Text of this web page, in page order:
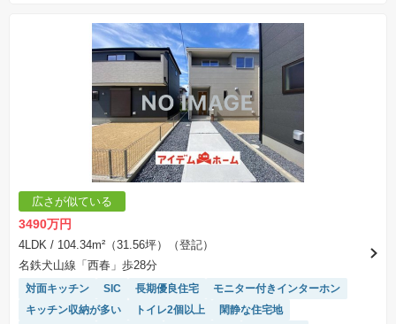
広さが似ている
3490万円
4LDK / 104.34m²（31.56坪）（登記）
名鉄犬山線「西春」歩28分
対面キッチン SIC 長期優良住宅
モニター付きインターホン
キッチン収納が多い
トイレ2個以上
閑静な住宅地